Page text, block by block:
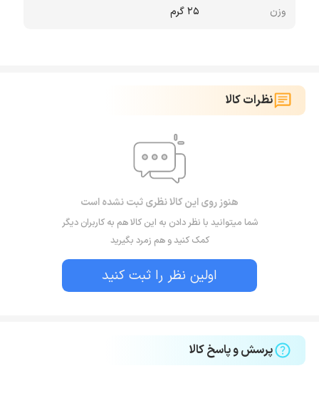
وزن ۲۵ گرم
نظرات کالا
هنوز روی این کالا نظری ثبت نشده است
شما میتوانید با نظر دادن به این کالا هم به کاربران دیگر
کمک کنید و هم زمرد بگیرید
اولین نظر را ثبت کنید
پرسش و پاسخ کالا